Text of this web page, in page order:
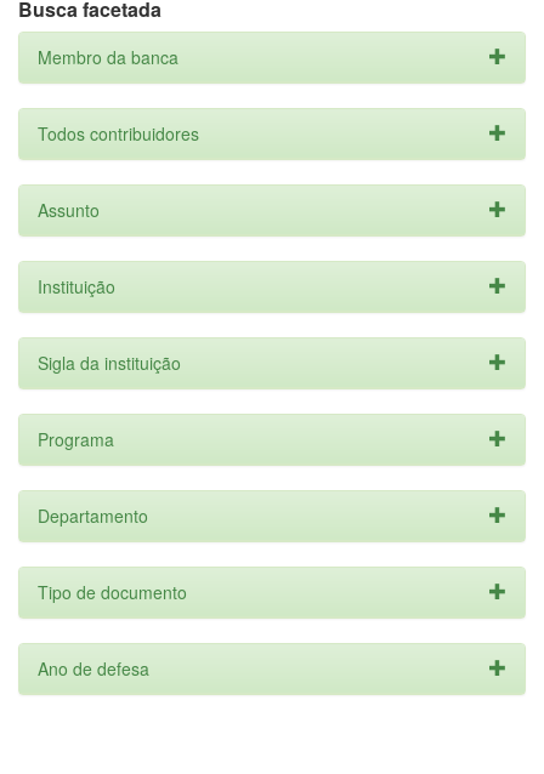
Busca facetada
Membro da banca
Todos contribuidores
Assunto
Instituição
Sigla da instituição
Programa
Departamento
Tipo de documento
Ano de defesa